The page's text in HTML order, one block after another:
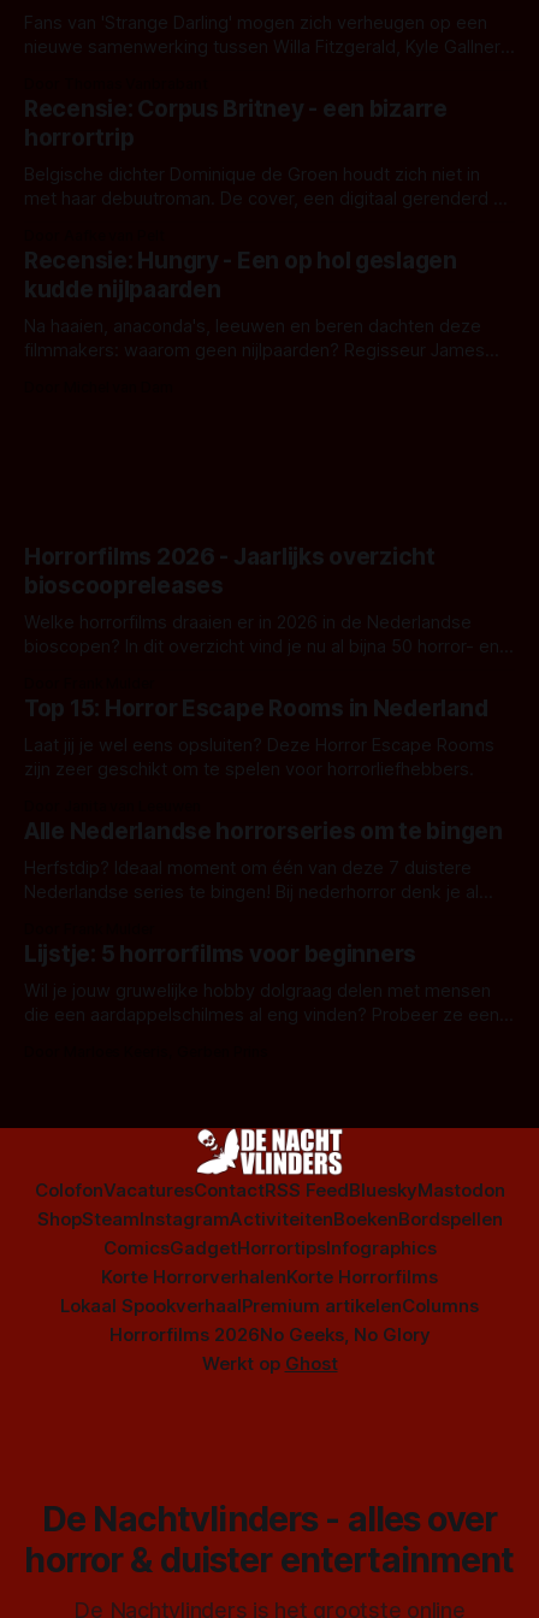
Fans van 'Strange Darling' mogen zich verheugen op een
nieuwe samenwerking tussen Willa Fitzgerald, Kyle Gallner
'Skeletons', een nieuwe creature feature waarvoor de
opnames zijn gestart in Australië.
Recensie: Corpus Britney - een bizarre
horrortrip
Belgische dichter Dominique de Groen houdt zich niet in
met haar debuutroman. De cover, een digitaal gerenderd en
achtergrond, belooft iets kleurrijks maar onheilspellends,
iets ongrijpbaars. En dat maakt De Groen met ieder woord
waar.
Recensie: Hungry - Een op hol geslagen
kudde nijlpaarden
Na haaien, anaconda's, leeuwen en beren dachten deze
filmmakers: waarom geen nijlpaarden? Regisseur James
Horrorfilms 2026 - Jaarlijks overzicht
bioscoopreleases
Welke horrorfilms draaien er in 2026 in de Nederlandse
bioscopen? In dit overzicht vind je nu al bijna 50 horror- en
Top 15: Horror Escape Rooms in Nederland
Laat jij je wel eens opsluiten? Deze Horror Escape Rooms
zijn zeer geschikt om te spelen voor horrorliefhebbers.
Alle Nederlandse horrorseries om te bingen
Herfstdip? Ideaal moment om één van deze 7 duistere
Nederlandse series te bingen! Bij nederhorror denk je al
Amsterdamned of The Johnsons. Maar Nederlandse horror
is niet beperkt tot films. Hier een aantal Nederlandse tv-
series uit het duistere of horrorgenre. Als
Lijstje: 5 horrorfilms voor beginners
Wil je jouw gruwelijke hobby dolgraag delen met mensen
die een aardappelschilmes al eng vinden? Probeer ze eens
ColofonVacaturesContactRSS FeedBlueskyMastodon
ShopSteamInstagramActiviteitenBoekenBordspellen
ComicsGadgetHorrortipsInfographics
Korte HorrorverhalenKorte Horrorfilms
Lokaal SpookverhaalPremium artikelenColumns
Horrorfilms 2026No Geeks, No Glory
Werkt op Ghost
De Nachtvlinders - alles over
horror & duister entertainment
De Nachtvlinders is het grootste online